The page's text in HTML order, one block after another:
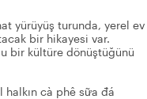
yürüyüş turunda, yerel ev
bir hikayesi var.
bir kültüre dönüştüğünü
halkın cà phê sữa đá